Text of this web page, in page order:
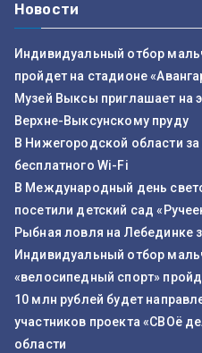
Новости
Индивидуальный отбор
пройдет на стадионе
Музей Выксы приглашает на
Верхне-Выксунскому пруду
В Нижегородской области
бесплатного Wi-Fi
В Международный день
посетили детский сад
Рыбная ловля на Лебединке
Индивидуальный отбор
«велосипедный спорт»
10 млн рублей будет
участников проекта «СВОё
области